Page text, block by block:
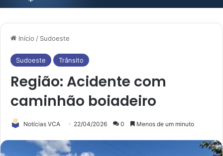
Início / Sudoeste
Sudoeste Trânsito
Região: Acidente com
caminhão boiadeiro
Notícias VCA 22/04/2026 0 Menos de um minuto